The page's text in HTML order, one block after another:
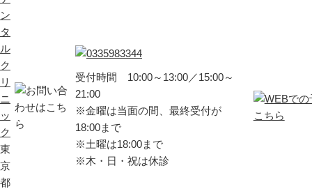
東
京
都
受付時間 10:00～13:00／15:00～
21:00
※金曜は当面の間、最終受付が
18:00まで
※土曜は18:00まで
※木・日・祝は休診